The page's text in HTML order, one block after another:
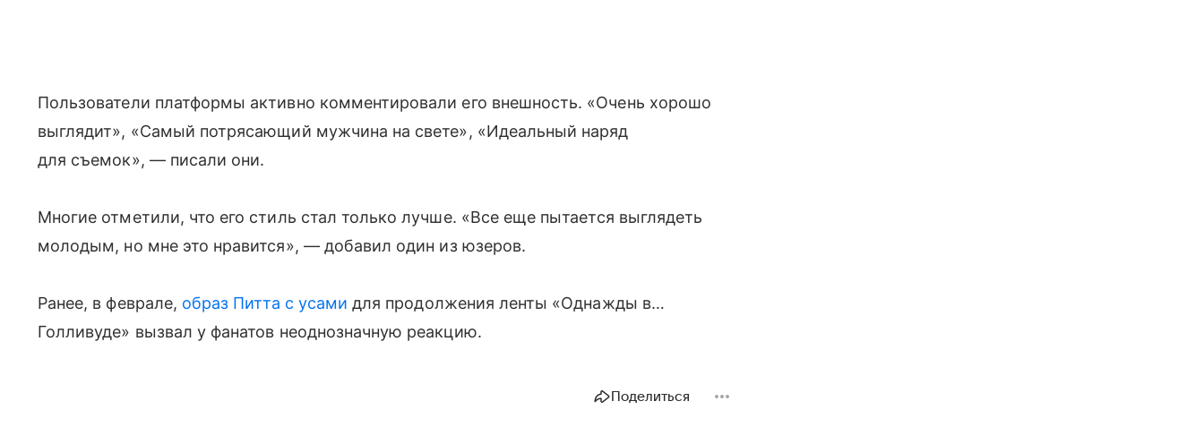
Пользователи платформы активно комментировали его внешность. «Очень хорошо
выглядит», «Самый потрясающий мужчина на свете», «Идеальный наряд
для съемок», — писали они.
Многие отметили, что его стиль стал только лучше. «Все еще пытается выглядеть
молодым, но мне это нравится», — добавил один из юзеров.
Ранее, в феврале, образ Питта с усами для продолжения ленты «Однажды в…
Голливуде» вызвал у фанатов неоднозначную реакцию.
Поделиться